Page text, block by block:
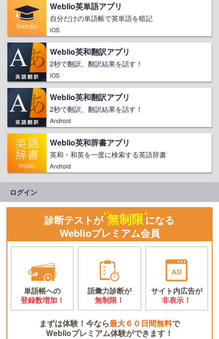
Weblio英単語アプリ
自分だけの単語帳で英単語を暗記
iOS
Weblio英和翻訳アプリ
2秒で翻訳、翻訳結果を話す！
iOS
Weblio英和翻訳アプリ
2秒で翻訳、翻訳結果を話す！
Android
Weblio英和辞書アプリ
英和・和英を一度に検索する英語辞書
Android
ログイン
診断テストが 無制限になる
Weblioプレミアム会員
単語帳への
登録数増加！
語彙力診断が
無制限！
サイト内広告が
非表示！
まずは体験！今なら最大６０日間無料で
Weblioプレミアム体験ができます！